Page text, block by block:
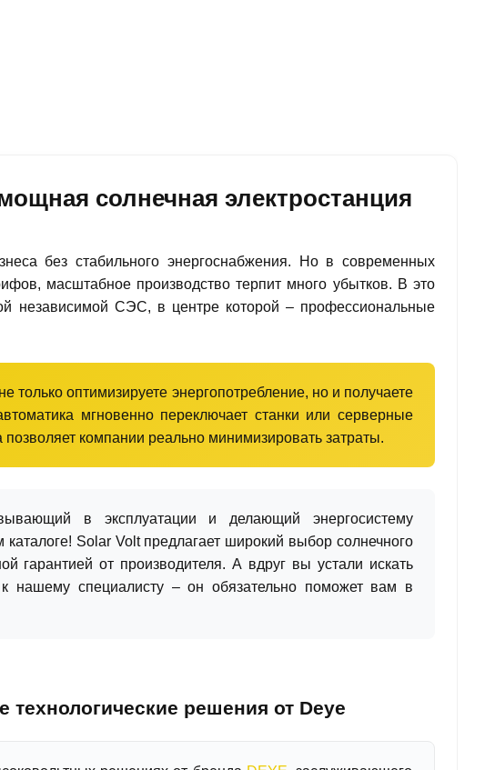
солнечная электростанция
без стабильного энергоснабжения. Но в современных
масштабное производство терпит много убытков. В это
независимой СЭС, в центре которой – профессиональные
оптимизируете энергопотребление, но и получаете
мгновенно переключает станки или серверные
позволяет компании реально минимизировать затраты.
в эксплуатации и делающий энергосистему
Solar Volt предлагает широкий выбор солнечного
от производителя. А вдруг вы устали искать
нашему специалисту – он обязательно поможет вам в
решения от Deye